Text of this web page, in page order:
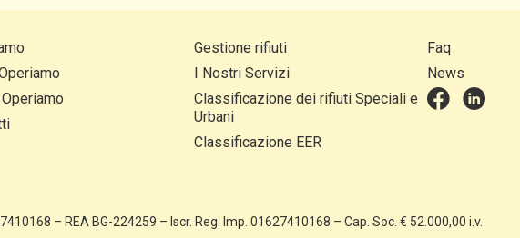
Gestione rifiuti
I Nostri Servizi
Classificazione dei rifiuti Speciali e
Urbani
Classificazione EER
Faq
News
– REA BG-224259 – Iscr. Reg. Imp. 01627410168 – Cap. Soc. € 52.000,00 i.v.